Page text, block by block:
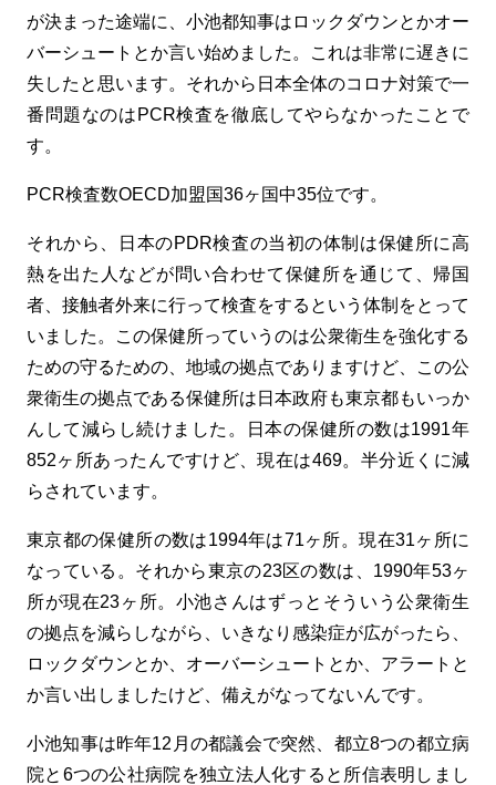
が決まった途端に、小池都知事はロックダウンとかオー
バーシュートとか言い始めました。これは非常に遅きに
失したと思います。それから日本全体のコロナ対策で一
番問題なのはPCR検査を徹底してやらなかったことで
す。
PCR検査数OECD加盟国36ヶ国中35位です。
それから、日本のPDR検査の当初の体制は保健所に高
熱を出た人などが問い合わせて保健所を通じて、帰国
者、接触者外来に行って検査をするという体制をとって
いました。この保健所っていうのは公衆衛生を強化する
ための守るための、地域の拠点でありますけど、この公
衆衛生の拠点である保健所は日本政府も東京都もいっか
んして減らし続けました。日本の保健所の数は1991年
852ヶ所あったんですけど、現在は469。半分近くに減
らされています。
東京都の保健所の数は1994年は71ヶ所。現在31ヶ所に
なっている。それから東京の23区の数は、1990年53ヶ
所が現在23ヶ所。小池さんはずっとそういう公衆衛生
の拠点を減らしながら、いきなり感染症が広がったら、
ロックダウンとか、オーバーシュートとか、アラートと
か言い出しましたけど、備えがなってないんです。
小池知事は昨年12月の都議会で突然、都立8つの都立病
院と6つの公社病院を独立法人化すると所信表明しまし